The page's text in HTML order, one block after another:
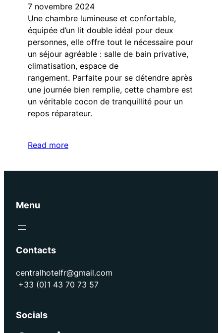
7 novembre 2024
Une chambre lumineuse et confortable,
équipée d’un lit double idéal pour deux
personnes, elle offre tout le nécessaire pour
un séjour agréable : salle de bain privative,
climatisation, espace de
rangement. Parfaite pour se détendre après
une journée bien remplie, cette chambre est
un véritable cocon de tranquillité pour un
repos réparateur.
Read more
Menu
Contacts
centralhotelfr@gmail.com
+33 (0)1 43 70 73 57
Socials